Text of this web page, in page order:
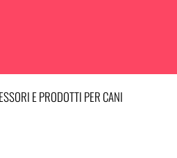
E PRODOTTI PER CANI